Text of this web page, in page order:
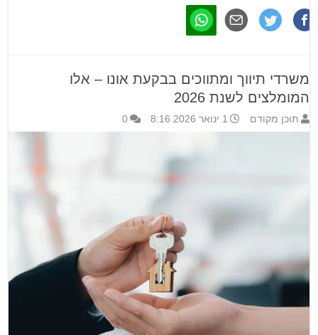
משרדי תיווך ומתווכים בבקעת אונו – אלו
המומלצים לשנת 2026
תוכן מקודם 1 ינואר 2026 8:16 0